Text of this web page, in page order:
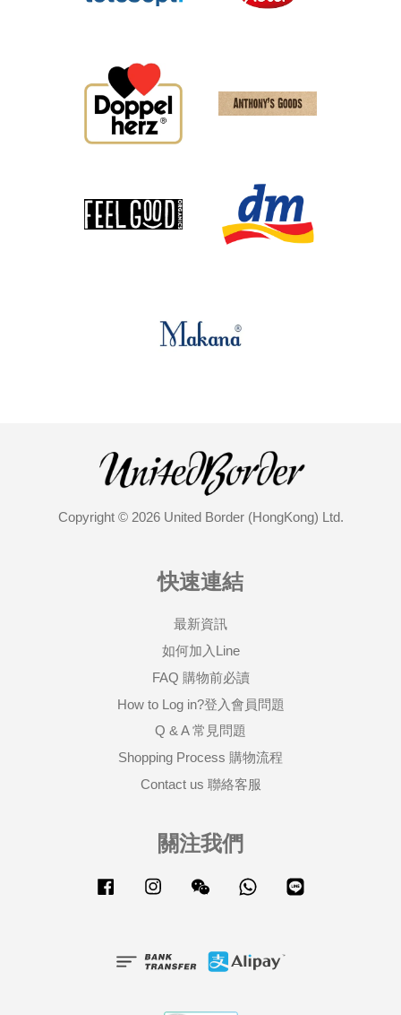
Copyright © 2026 United Border (HongKong) Ltd.
快速連結
最新資訊
如何加入Line
FAQ 購物前必讀
How to Log in?登入會員問題
Q & A 常見問題
Shopping Process 購物流程
Contact us 聯絡客服
關注我們
Facebook Instagram Wechat Whatsapp